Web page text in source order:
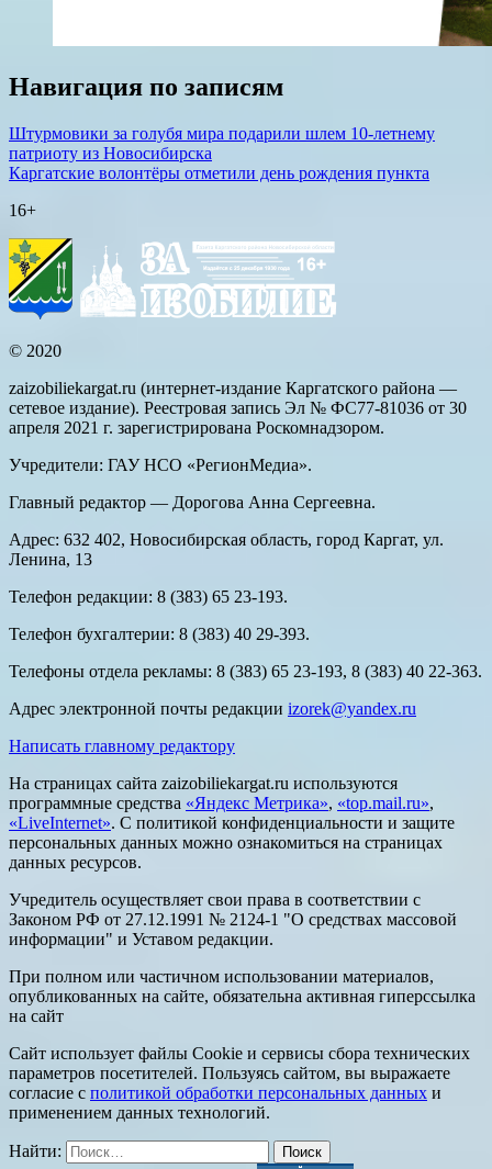
Навигация по записям
Штурмовики за голубя мира подарили шлем 10-летнему
патриоту из Новосибирска
Каргатские волонтёры отметили день рождения пункта
16+
© 2020
zaizobiliekargat.ru (интернет-издание Каргатского района —
сетевое издание). Реестровая запись Эл № ФС77-81036 от 30
апреля 2021 г. зарегистрирована Роскомнадзором.
Учредители: ГАУ НСО «РегионМедиа».
Главный редактор — Дорогова Анна Сергеевна.
Адрес: 632 402, Новосибирская область, город Каргат, ул.
Ленина, 13
Телефон редакции: 8 (383) 65 23-193.
Телефон бухгалтерии: 8 (383) 40 29-393.
Телефоны отдела рекламы: 8 (383) 65 23-193, 8 (383) 40 22-363.
Адрес электронной почты редакции izorek@yandex.ru
Написать главному редактору
На страницах сайта zaizobiliekargat.ru используются
программные средства «Яндекс Метрика», «top.mail.ru»,
«LiveInternet». С политикой конфиденциальности и защите
персональных данных можно ознакомиться на страницах
данных ресурсов.
Учредитель осуществляет свои права в соответствии с
Законом РФ от 27.12.1991 № 2124-1 "О средствах массовой
информации" и Уставом редакции.
При полном или частичном использовании материалов,
опубликованных на сайте, обязательна активная гиперссылка
на сайт
Сайт использует файлы Cookie и сервисы сбора технических
параметров посетителей. Пользуясь сайтом, вы выражаете
согласие с политикой обработки персональных данных и
применением данных технологий.
Найти: